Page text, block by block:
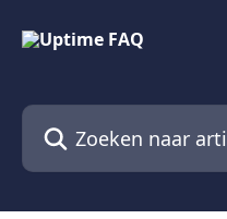
Zoeken naar artikelen ...